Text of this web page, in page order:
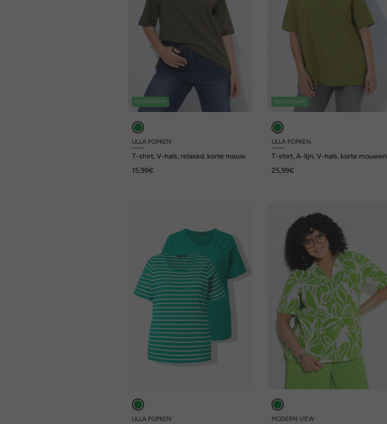
DUURZAAM
ULLA POPKEN
T-shirt, V-hals, relaxed, korte mouw
15,99€
DUURZAAM
ULLA POPKEN
T-shirt, A-lijn, V-hals, korte mouwen
25,99€
ULLA POPKEN MODERN VIEW